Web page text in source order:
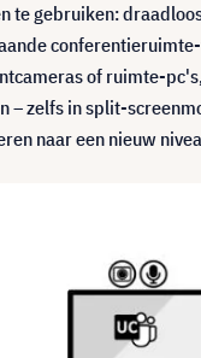
te gebruiken:
of ruimte-
– zelfs in split-
naar een nieuw